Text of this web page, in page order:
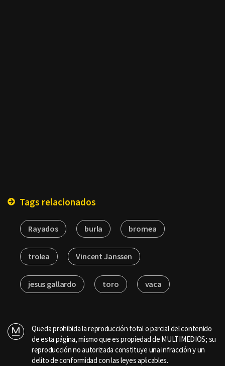
Tags relacionados
Rayados burla bromea
trolea Vincent Janssen
jesus gallardo toro vaca
Queda prohibida la reproducción total o parcial del contenido
de esta página, mismo que es propiedad de MULTIMEDIOS; su
reproducción no autorizada constituye una infracción y un
delito de conformidad con las leyes aplicables.